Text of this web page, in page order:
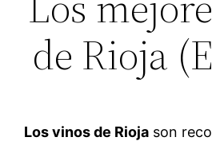
de Rioja
Los vinos de Rioja son